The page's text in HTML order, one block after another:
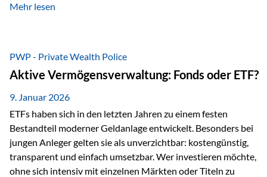
dabei nicht auf einzelnen Marktmeinungen, sondern auf
Inflationsrobustheit und Stabilisierung – eingebettet in eine
liechtensteinische Versicherungsstruktur. Die
Sicherheitsarchitektur: Liechtenstein als Strukturprinzip Die
Private Wealth Police positioniert sich mit einer dreistufigen
Sicherheitsarchitektur, die auf mehreren Ebenen ansetzt:
Stufe 1: Versicherer-Ebene • Versicherung mit…
Mehr lesen
PWP - Private Wealth Police
Aktive Vermögensverwaltung: Fonds oder ETF?
9. Januar 2026
ETFs haben sich in den letzten Jahren zu einem festen
Bestandteil moderner Geldanlage entwickelt. Besonders bei
jungen Anleger gelten sie als unverzichtbar: kostengünstig,
transparent und einfach umsetzbar. Wer investieren möchte,
ohne sich intensiv mit einzelnen Märkten oder Titeln zu